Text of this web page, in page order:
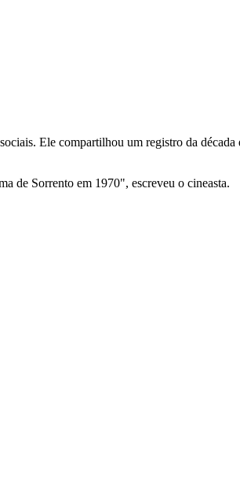
Ele compartilhou um registro da década
de Sorrento em 1970", escreveu o cineasta.